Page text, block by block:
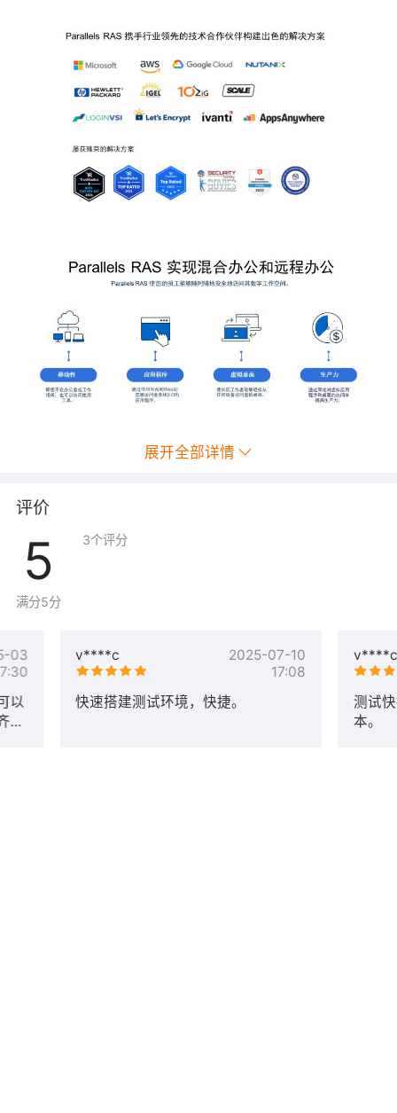
展开全部详情
评价
5
满分5分
3个评分
v****c
2025-07-10
17:08
快速搭建测试环境，快捷。
v****c
测试
本。
03
以